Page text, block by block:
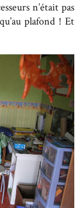
n’était pas
plafond ! Et